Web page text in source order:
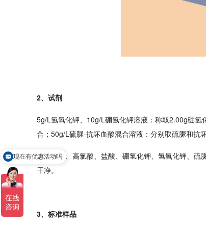
2、试剂
5g/L氢氧化钾、10g/L硼氢化钾溶液：称取2.00g硼
合；50g/L硫脲-抗坏血酸混合溶液：分别取硫脲和抗
所用硝酸、高氯酸、盐酸、硼氢化钾、氢氧化钾、
干净。
3、标准样品
现在有优惠活动吗